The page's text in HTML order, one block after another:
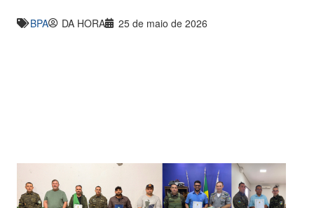
BPA DA HORA 25 de maio de 2026